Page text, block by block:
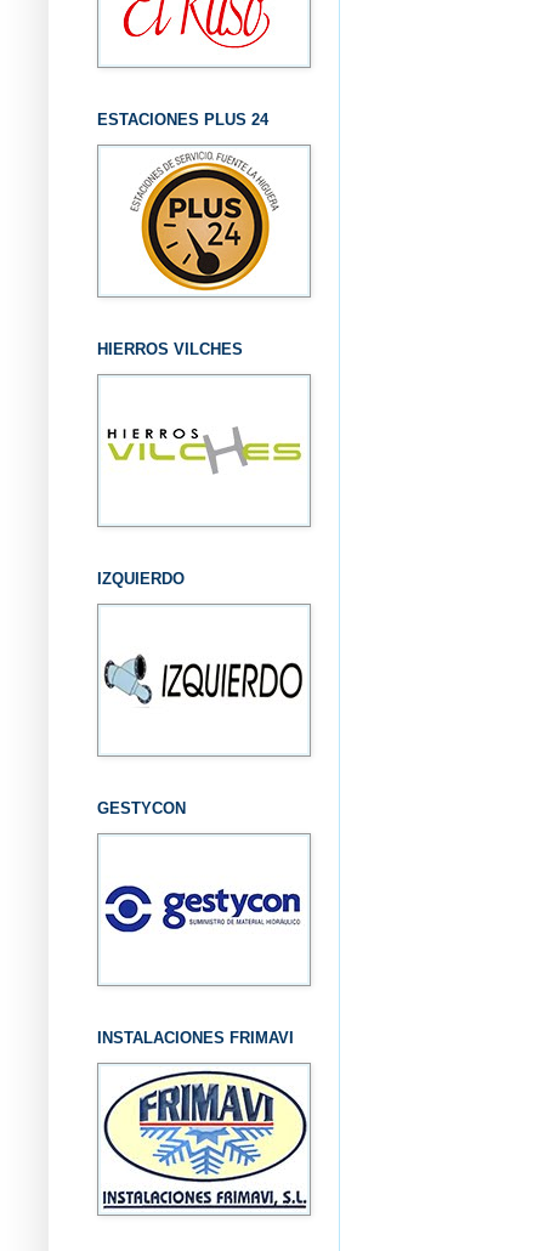
ESTACIONES PLUS 24
HIERROS VILCHES
IZQUIERDO
GESTYCON
INSTALACIONES FRIMAVI